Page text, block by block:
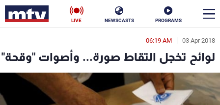
PROGRAMS
NEWSCASTS
LIVE
03 Apr 2018
06:19 AM
لوائح تخجل التقاط صورة... وأصوات "وقحة"
en
الأخبار
سياسة ناس